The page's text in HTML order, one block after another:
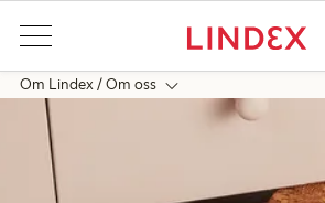
Om Lindex Om oss